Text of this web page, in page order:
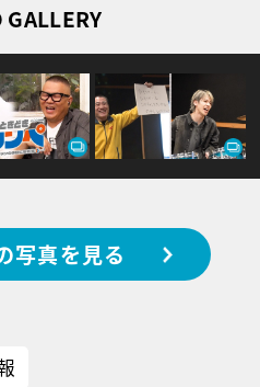
GALLERY
写真を見る